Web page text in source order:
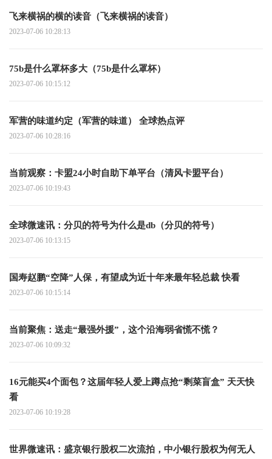
飞来横祸的横的读音（飞来横祸的读音）
2023-07-06 10:28:13
75b是什么罩杯多大（75b是什么罩杯）
2023-07-06 10:15:12
军营的味道约定（军营的味道） 全球热点评
2023-07-06 10:28:16
当前观察：卡盟24小时自助下单平台（清风卡盟平台）
2023-07-06 10:19:43
全球微速讯：分贝的符号为什么是db（分贝的符号）
2023-07-06 10:13:15
国寿赵鹏“空降”人保，有望成为近十年来最年轻总裁 快看
2023-07-06 10:15:14
当前聚焦：送走“最强外援”，这个沿海弱省慌不慌？
2023-07-06 10:09:32
16元能买4个面包？这届年轻人爱上蹲点抢“剩菜盲盒” 天天快
看
2023-07-06 10:19:28
世界微速讯：盛京银行股权二次流拍，中小银行股权为何无人